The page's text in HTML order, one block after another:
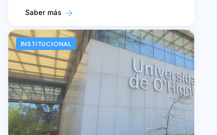
Saber más
INSTITUCIONAL